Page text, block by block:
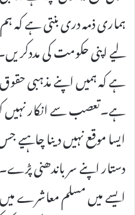
ہماری ذمہ دری بنتی ہے کہ
لیے اپنی حکومت کی
ہے کہ ہمیں اپنے مذہبی
ہے۔تعصب سے انکار نہیں
ایسا موقع نہیں دینا چاہیے
دستار اپنے سر باندھنی پڑے۔
ایسے میں مسلم معاشرے